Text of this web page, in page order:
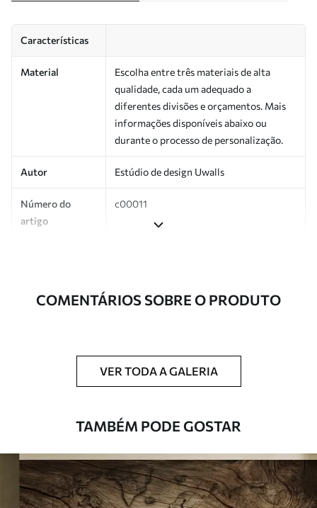
Características
Material
Escolha entre três materiais de alta
qualidade, cada um adequado a
diferentes divisões e orçamentos. Mais
informações disponíveis abaixo ou
durante o processo de personalização.
Autor Estúdio de design Uwalls
Número do
artigo
c00011
Adicionalmente
Disponível com revestimento de verniz
esponja macia. Murais de parede com
revestimento de verniz podem ser limpos
Aplicação perfeita
Materiais disponíveis
COMENTÁRIOS SOBRE O PRODUTO
VER TODA A GALERIA
TAMBÉM PODE GOSTAR